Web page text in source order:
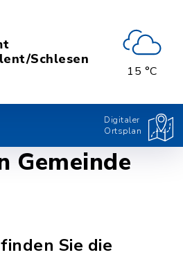
Schlesen
15 °C
Digitaler
Ortsplan
Gemeinde
Sie die